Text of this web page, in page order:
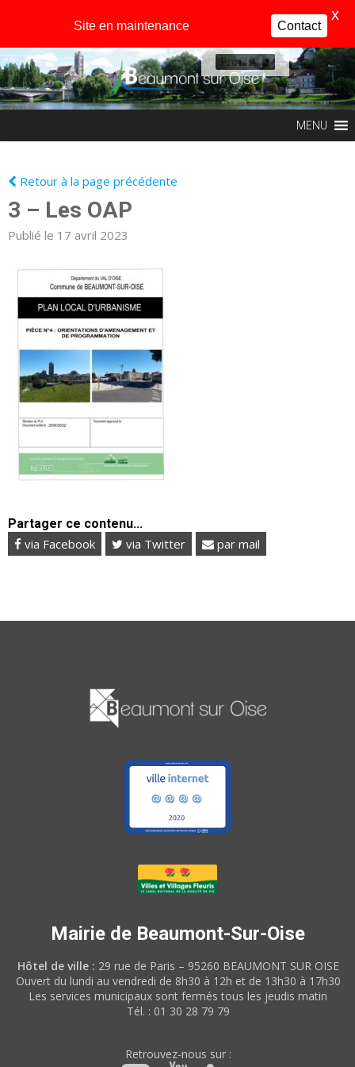
Profil
MENU
Retour à la page précédente
3 – Les OAP
Publié le 17 avril 2023
Partager ce contenu...
via Facebook via Twitter par mail
Mairie de Beaumont-Sur-Oise
Hôtel de ville : 29 rue de Paris – 95260 BEAUMONT SUR OISE
Ouvert du lundi au vendredi de 8h30 à 12h et de 13h30 à 17h30
Les services municipaux sont fermés tous les jeudis matin
Tél. : 01 30 28 79 79
Retrouvez-nous sur :
Site en maintenance Contact
X